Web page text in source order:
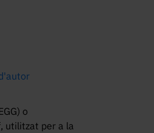
o
utilitzat per a la